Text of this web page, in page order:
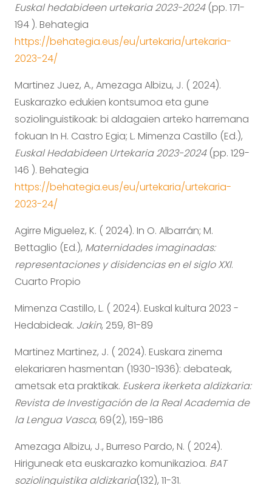
Euskal hedabideen urtekaria 2023-2024(pp. 171-
194 ). Behategia
https://behategia.eus/eu/urtekaria/urtekaria-
2023-24/
Martinez Juez, A., Amezaga Albizu, J. ( 2024).
Euskarazko edukien kontsumoa eta gune
soziolinguistikoak: bi aldagaien arteko harremana
fokuan In H. Castro Egia; L. Mimenza Castillo (Ed.),
Euskal Hedabideen Urtekaria 2023-2024(pp. 129-
146 ). Behategia
https://behategia.eus/eu/urtekaria/urtekaria-
2023-24/
Agirre Miguelez, K. ( 2024). In O. Albarrán; M.
Bettaglio (Ed.), Maternidades imaginadas:
representaciones y disidencias en el siglo XXI.
Cuarto Propio
Mimenza Castillo, L. ( 2024). Euskal kultura 2023 -
Hedabideak. Jakin, 259, 81-89
Martinez Martinez, J. ( 2024). Euskara zinema
elekariaren hasmentan (1930-1936): debateak,
ametsak eta praktikak. Euskera ikerketa aldizkaria:
Revista de Investigación de la Real Academia de
la Lengua Vasca, 69(2), 159-186
Amezaga Albizu, J., Burreso Pardo, N. ( 2024).
Hiriguneak eta euskarazko komunikazioa. BAT
soziolinguistika aldizkaria(132), 11-31.